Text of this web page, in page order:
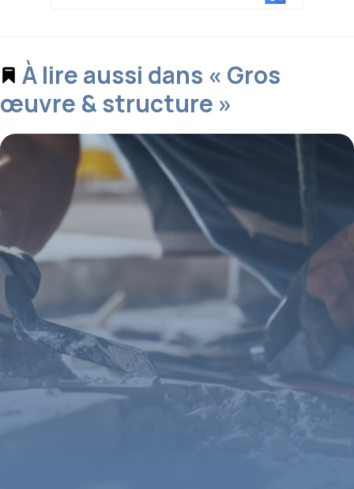
À lire aussi dans « Gros
œuvre & structure »